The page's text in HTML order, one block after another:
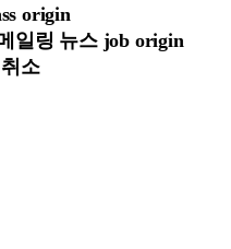
origin
일링 뉴스 job origin
소